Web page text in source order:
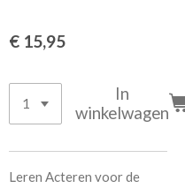
€ 15,95
In
winkelwagen
Leren Acteren voor de